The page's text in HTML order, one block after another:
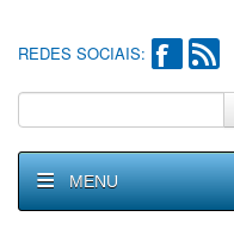
REDES SOCIAIS:
MENU